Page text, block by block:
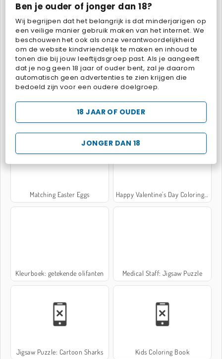
Ben je ouder of jonger dan 18?
Wij begrijpen dat het belangrijk is dat minderjarigen op
een veilige manier gebruik maken van het internet. We
beschouwen het ook als onze verantwoordelijkheid
om de website kindvriendelijk te maken en inhoud te
tonen die bij jouw leeftijdsgroep past. Als je aangeeft
dat je nog geen 18 jaar of ouder bent, zal je daarom
automatisch geen advertenties te zien krijgen die
bedoeld zijn voor een oudere doelgroep.
JONGER DAN 18
18 JAAR OF OUDER
Christmas Time: Spot the Difference Legpuzzel met alligators
Terug naar school: katten inkleuren Legpuzzel: getekende katten
Matching Easter Eggs Happy Valentine's Day Coloring Book
Kleurboek: getekende olifanten Medical Staff: Jigsaw Puzzle
Jigsaw Puzzle: Cartoon Sharks Kids Coloring Book